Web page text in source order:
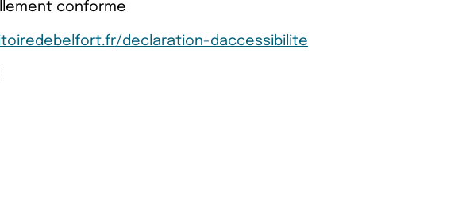
conforme
declaration-daccessibilite